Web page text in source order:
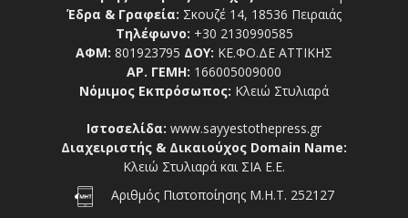
Έδρα & Γραφεία: Σκουζέ 14, 18536 Πειραιάς
Τηλέφωνο: +30 2130990585
ΑΦΜ: 801923795 ΔΟΥ: ΚΕ.ΦΟ.ΔΕ ΑΤΤΙΚΗΣ
ΑΡ. ΓΕΜΗ: 166005009000
Νόμιμος Εκπρόσωπος: Κλειώ Στυλιαρά
Ιστοσελίδα: www.sayyestothepress.gr
Διαχειριστής & Δικαιούχος Domain Name:
Κλειώ Στυλιαρά και ΣΙΑ Ε.Ε.
Αριθμός Πιστοποίησης Μ.Η.Τ. 252127